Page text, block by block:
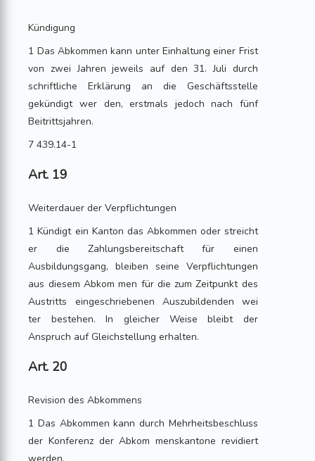
Kündigung
1 Das Abkommen kann unter Einhaltung einer Frist
von zwei Jahren jeweils auf den 31. Juli durch
schriftliche Erklärung an die Geschäftsstelle
gekündigt wer den, erstmals jedoch nach fünf
Beitrittsjahren.
7 439.14-1
Art. 19
Weiterdauer der Verpflichtungen
1 Kündigt ein Kanton das Abkommen oder streicht
er die Zahlungsbereitschaft für einen
Ausbildungsgang, bleiben seine Verpflichtungen
aus diesem Abkom men für die zum Zeitpunkt des
Austritts eingeschriebenen Auszubildenden wei
ter bestehen. In gleicher Weise bleibt der
Anspruch auf Gleichstellung erhalten.
Art. 20
Revision des Abkommens
1 Das Abkommen kann durch Mehrheitsbeschluss
der Konferenz der Abkom menskantone revidiert